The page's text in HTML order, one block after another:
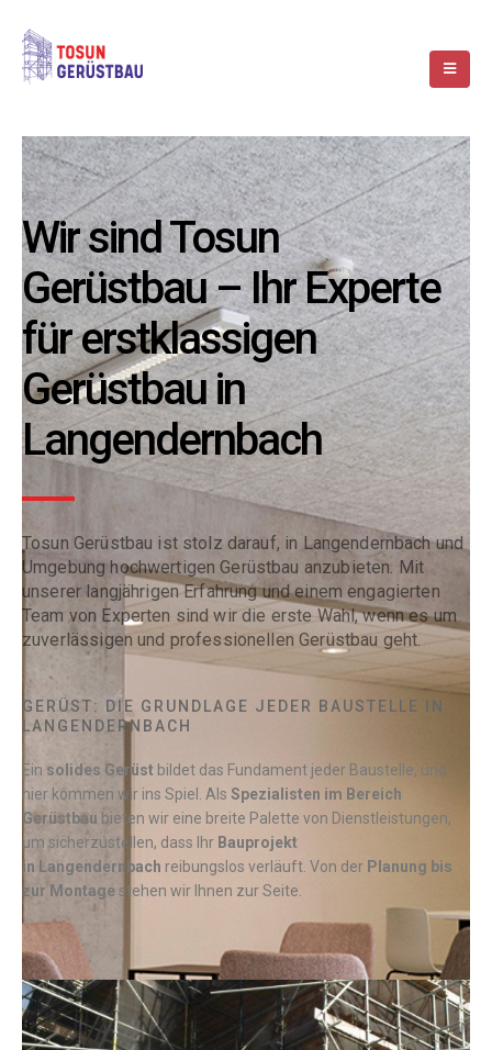
Wir sind Tosun
Gerüstbau – Ihr Experte
für erstklassigen
Gerüstbau in
Langendernbach
Tosun Gerüstbau ist stolz darauf, in Langendernbach und
Umgebung hochwertigen Gerüstbau anzubieten. Mit
unserer langjährigen Erfahrung und einem engagierten
Team von Experten sind wir die erste Wahl, wenn es um
zuverlässigen und professionellen Gerüstbau geht.
GERÜST: DIE GRUNDLAGE JEDER BAUSTELLE IN
LANGENDERNBACH
Ein solides Gerüst bildet das Fundament jeder Baustelle, und
hier kommen wir ins Spiel. Als Spezialisten im Bereich
Gerüstbau bieten wir eine breite Palette von Dienstleistungen,
um sicherzustellen, dass Ihr Bauprojekt
in Langendernbach reibungslos verläuft. Von der Planung bis
zur Montagestehen wir Ihnen zur Seite.